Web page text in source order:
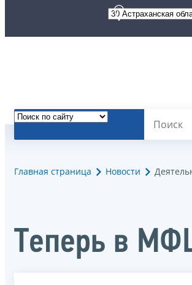
Главная страница Новости
Теперь в